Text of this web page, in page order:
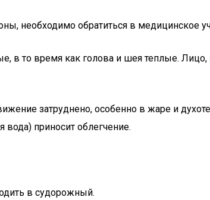
необходимо обратиться в медицинское
в то время как голова и шея теплые.
затруднено, особенно в жаре и
вода) приносит облегчение.
в судорожный.